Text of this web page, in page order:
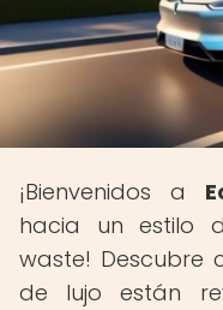
¡Bienvenidos a
hacia un estilo
waste! Descubre
de lujo están